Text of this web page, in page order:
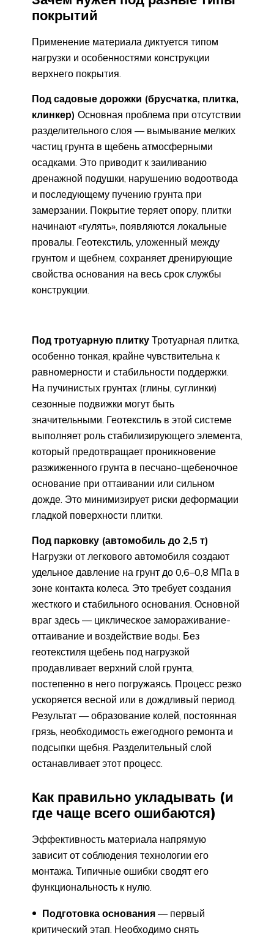
покрытий
Применение материала диктуется типом
нагрузки и особенностями конструкции
верхнего покрытия.
Под садовые дорожки (брусчатка, плитка,
клинкер) Основная проблема при отсутствии
разделительного слоя — вымывание мелких
частиц грунта в щебень атмосферными
осадками. Это приводит к заиливанию
дренажной подушки, нарушению водоотвода
и последующему пучению грунта при
замерзании. Покрытие теряет опору, плитки
начинают «гулять», появляются локальные
провалы. Геотекстиль, уложенный между
грунтом и щебнем, сохраняет дренирующие
свойства основания на весь срок службы
конструкции.
Под тротуарную плитку Тротуарная плитка,
особенно тонкая, крайне чувствительна к
равномерности и стабильности поддержки.
На пучинистых грунтах (глины, суглинки)
сезонные подвижки могут быть
значительными. Геотекстиль в этой системе
выполняет роль стабилизирующего элемента,
который предотвращает проникновение
разжиженного грунта в песчано-щебеночное
основание при оттаивании или сильном
дожде. Это минимизирует риски деформации
гладкой поверхности плитки.
Под парковку (автомобиль до 2,5 т)
Нагрузки от легкового автомобиля создают
удельное давление на грунт до 0,6–0,8 МПа в
зоне контакта колеса. Это требует создания
жесткого и стабильного основания. Основной
враг здесь — циклическое замораживание-
оттаивание и воздействие воды. Без
геотекстиля щебень под нагрузкой
продавливает верхний слой грунта,
постепенно в него погружаясь. Процесс резко
ускоряется весной или в дождливый период.
Результат — образование колей, постоянная
грязь, необходимость ежегодного ремонта и
подсыпки щебня. Разделительный слой
останавливает этот процесс.
Как правильно укладывать (и
где чаще всего ошибаются)
Эффективность материала напрямую
зависит от соблюдения технологии его
монтажа. Типичные ошибки сводят его
функциональность к нулю.
Подготовка основания — первый
критический этап. Необходимо снять